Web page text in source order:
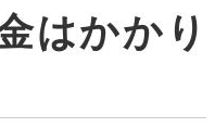
はかかり